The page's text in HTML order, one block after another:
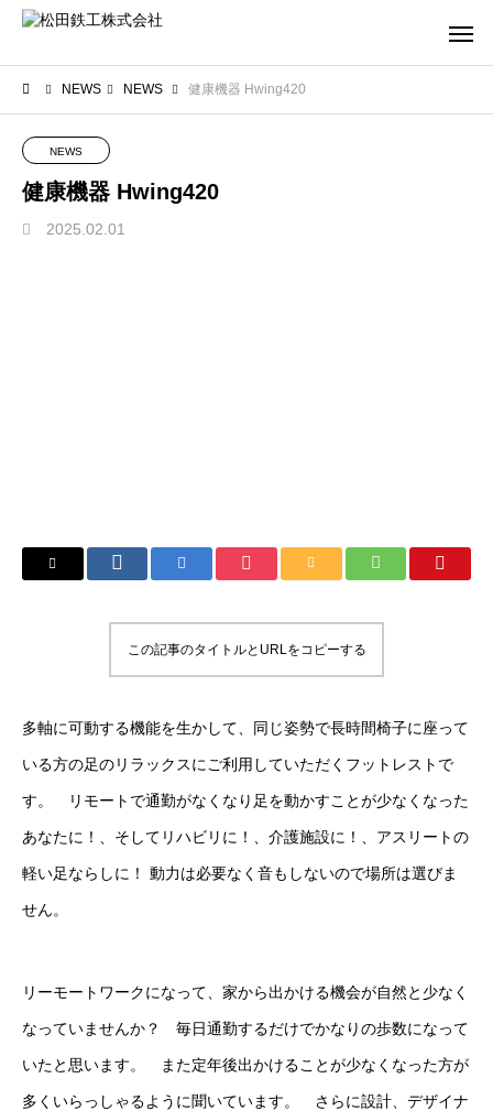
NEWS NEWS 健康機器 Hwing420
NEWS
健康機器 Hwing420
2025.02.01
この記事のタイトルとURLをコピーする
多軸に可動する機能を生かして、同じ姿勢で長時間椅子に座って
いる方の足のリラックスにご利用していただくフットレストで
す。 リモートで通勤がなくなり足を動かすことが少なくなった
あなたに！、そしてリハビリに！、介護施設に！、アスリートの
軽い足ならしに！ 動力は必要なく音もしないので場所は選びま
せん。
リーモートワークになって、家から出かける機会が自然と少なく
なっていませんか？ 毎日通勤するだけでかなりの歩数になって
いたと思います。 また定年後出かけることが少なくなった方が
多くいらっしゃるように聞いています。 さらに設計、デザイナ